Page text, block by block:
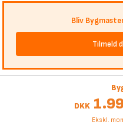
Bliv
Tilmeld
DKK
Ekskl.